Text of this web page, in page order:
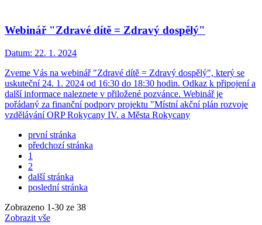
Webinář "Zdravé dítě = Zdravý dospělý"
Datum: 22. 1. 2024
Zveme Vás na webinář "Zdravé dítě = Zdravý dospělý", který se
uskuteční 24. 1. 2024 od 16:30 do 18:30 hodin. Odkaz k připojení a
další informace naleznete v přiložené pozvánce. Webinář je
pořádaný za finanční podpory projektu "Místní akční plán rozvoje
vzdělávání ORP Rokycany IV. a Města Rokycany
první stránka
předchozí stránka
1
2
další stránka
poslední stránka
Zobrazeno 1-30 ze 38
Zobrazit vše